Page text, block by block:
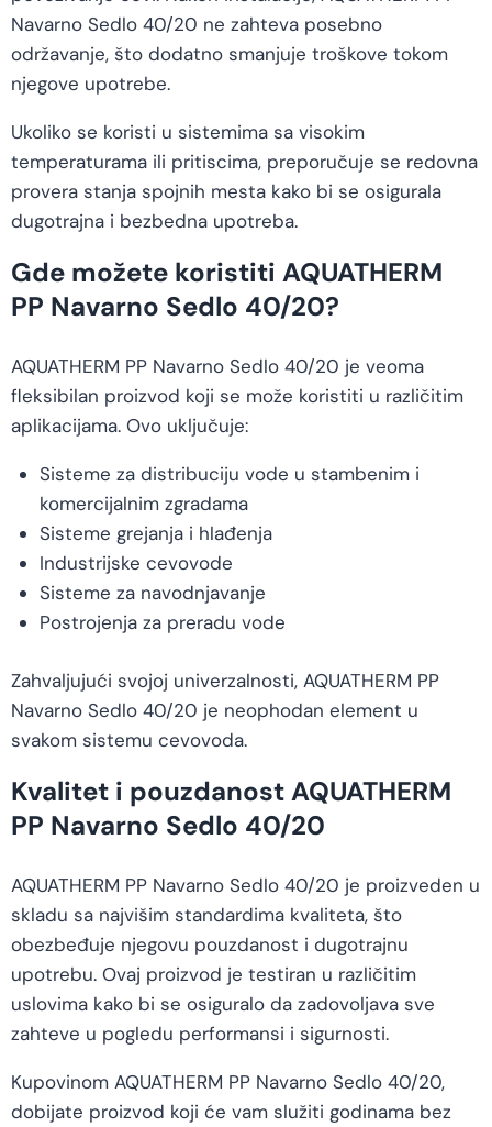
Navarno Sedlo 40/20 ne zahteva posebno
održavanje, što dodatno smanjuje troškove tokom
njegove upotrebe.
Ukoliko se koristi u sistemima sa visokim
temperaturama ili pritiscima, preporučuje se redovna
provera stanja spojnih mesta kako bi se osigurala
dugotrajna i bezbedna upotreba.
Gde možete koristiti AQUATHERM
PP Navarno Sedlo 40/20?
AQUATHERM PP Navarno Sedlo 40/20 je veoma
fleksibilan proizvod koji se može koristiti u različitim
aplikacijama. Ovo uključuje:
Sisteme za distribuciju vode u stambenim i
komercijalnim zgradama
Sisteme grejanja i hlađenja
Industrijske cevovode
Sisteme za navodnjavanje
Postrojenja za preradu vode
Zahvaljujući svojoj univerzalnosti, AQUATHERM PP
Navarno Sedlo 40/20 je neophodan element u
svakom sistemu cevovoda.
Kvalitet i pouzdanost AQUATHERM
PP Navarno Sedlo 40/20
AQUATHERM PP Navarno Sedlo 40/20 je proizveden u
skladu sa najvišim standardima kvaliteta, što
obezbeđuje njegovu pouzdanost i dugotrajnu
upotrebu. Ovaj proizvod je testiran u različitim
uslovima kako bi se osiguralo da zadovoljava sve
zahteve u pogledu performansi i sigurnosti.
Kupovinom AQUATHERM PP Navarno Sedlo 40/20,
dobijate proizvod koji će vam služiti godinama bez